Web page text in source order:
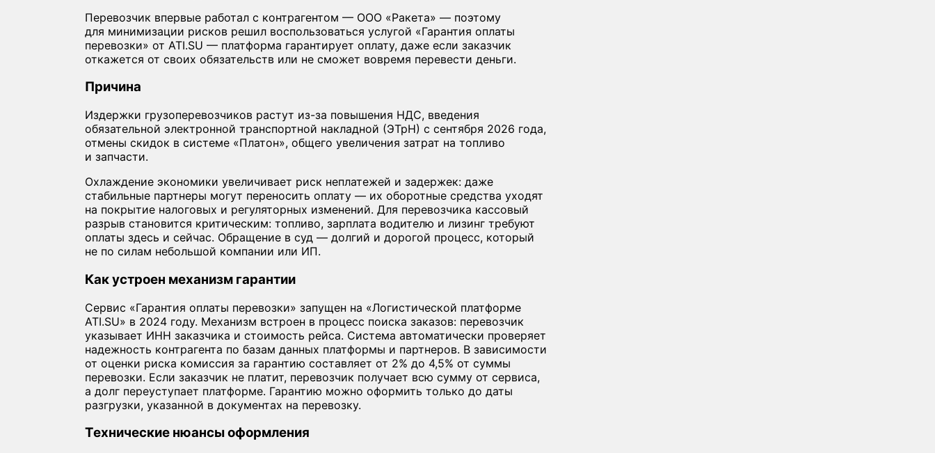
Перевозчик впервые работал с контрагентом — ООО «Ракета» — поэтому
для минимизации рисков решил воспользоваться услугой «Гарантия оплаты
перевозки» от ATI.SU — платформа гарантирует оплату, даже если заказчик
откажется от своих обязательств или не сможет вовремя перевести деньги.
Причина
Издержки грузоперевозчиков растут из-за повышения НДС, введения
обязательной электронной транспортной накладной (ЭТрН) с сентября 2026 года,
отмены скидок в системе «Платон», общего увеличения затрат на топливо
и запчасти.
Охлаждение экономики увеличивает риск неплатежей и задержек: даже
стабильные партнеры могут переносить оплату — их оборотные средства уходят
на покрытие налоговых и регуляторных изменений. Для перевозчика кассовый
разрыв становится критическим: топливо, зарплата водителю и лизинг требуют
оплаты здесь и сейчас. Обращение в суд — долгий и дорогой процесс, который
не по силам небольшой компании или ИП.
Как устроен механизм гарантии
Сервис «Гарантия оплаты перевозки» запущен на «Логистической платформе
ATI.SU» в 2024 году. Механизм встроен в процесс поиска заказов: перевозчик
указывает ИНН заказчика и стоимость рейса. Система автоматически проверяет
надежность контрагента по базам данных платформы и партнеров. В зависимости
от оценки риска комиссия за гарантию составляет от 2% до 4,5% от суммы
перевозки. Если заказчик не платит, перевозчик получает всю сумму от сервиса,
а долг переуступает платформе. Гарантию можно оформить только до даты
разгрузки, указанной в документах на перевозку.
Технические нюансы оформления